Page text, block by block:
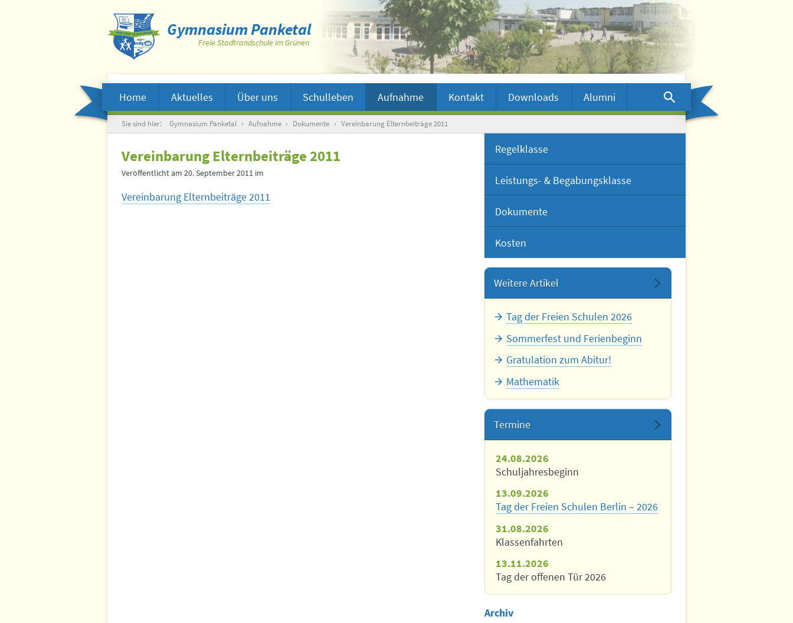
Gymnasium Panketal
Freie Stadtrandschule im Grünen
Home Aktuelles Über uns Schulleben Aufnahme Kontakt Downloads
Alumni
Suche
Sie sind hier: Gymnasium Panketal › Aufnahme › Dokumente › Vereinbarung Elternbeiträge 2011
Vereinbarung Elternbeiträge 2011
Veröffentlicht am 20. September 2011 im
Vereinbarung Elternbeiträge 2011
Regelklasse
Leistungs- & Begabungsklasse
Dokumente
Kosten
Weitere Artikel
Tag der Freien Schulen 2026
Sommerfest und Ferienbeginn
Gratulation zum Abitur!
Mathematik
Termine
24.08.2026
Schuljahresbeginn
13.09.2026
Tag der Freien Schulen Berlin – 2026
31.08.2026
Klassenfahrten
13.11.2026
Tag der offenen Tür 2026
Archiv